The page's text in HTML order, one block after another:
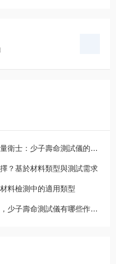
子壽命測試儀的技術發展與選型要點
？基於材料類型與測試需求
料檢測中的適用類型
子壽命測試儀有哪些作用？